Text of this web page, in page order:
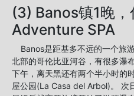
(3) Banos镇1晚
Adventure SPA
Banos是距基多不远的一个旅
北部的哥伦比亚河谷，有很多瀑
下午，离天黑还有两个半小时的
屋公园(La Casa del Arbol)。 次